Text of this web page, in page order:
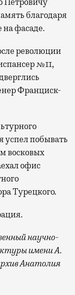
благодаря
фасаде.
революции
№11,
Франциск-
успел побывать
восковых
офис
Турецкого.
научно-
имени А.
Анатолия